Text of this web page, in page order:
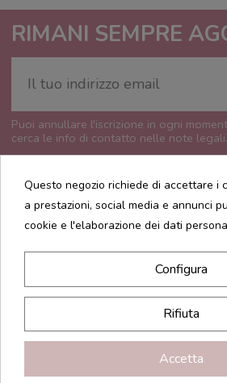
RIMANI SEMPRE
Puoi annullare l'iscrizione in ogni
cerca le info di contatto nelle note legali.
CONTATTI
INFORMAZIONI
Realized byComunicalabs -Copyright © 2026
Questo negozio richiede di accettare i
a prestazioni, social media e annunci
cookie e l'elaborazione dei dati
Configura
Rifiuta
Accetta